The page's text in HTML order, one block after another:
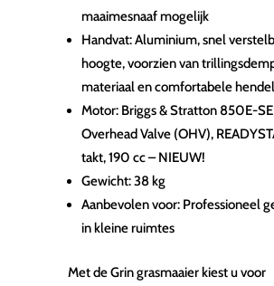
maaimesnaaf mogelijk
Handvat: Aluminium, snel
hoogte, voorzien van
materiaal en comfortabele
Motor: Briggs & Stratton 850E-
Overhead Valve (OHV),
takt, 190 cc – NIEUW!
Gewicht: 38 kg
Aanbevolen voor: Professioneel
in kleine ruimtes
Met de Grin grasmaaier kiest u voor